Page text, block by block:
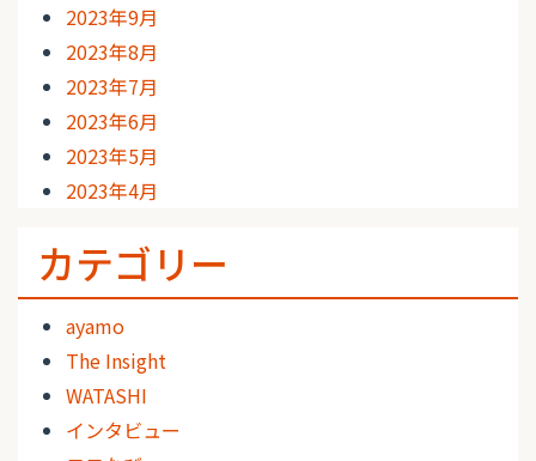
2023年9月
2023年8月
2023年7月
2023年6月
2023年5月
2023年4月
カテゴリー
ayamo
The Insight
WATASHI
インタビュー